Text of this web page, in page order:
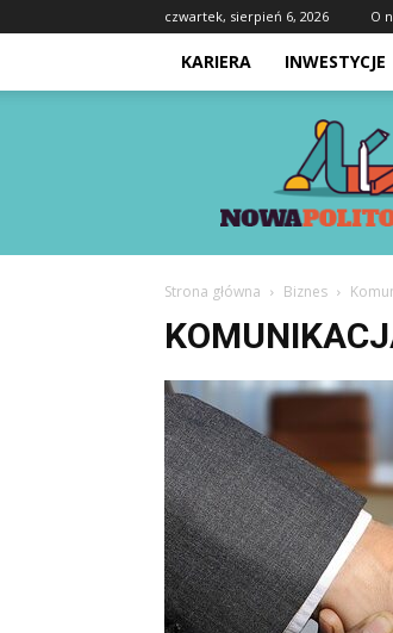
czwartek, sierpień 6, 2026 O
KARIERA INWESTYCJE
Nowapolitologia.pl
Strona główna Biznes